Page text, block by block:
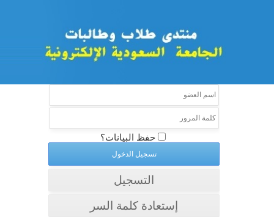
حفظ البيانات؟
التسجيل
إستعادة كلمة السر